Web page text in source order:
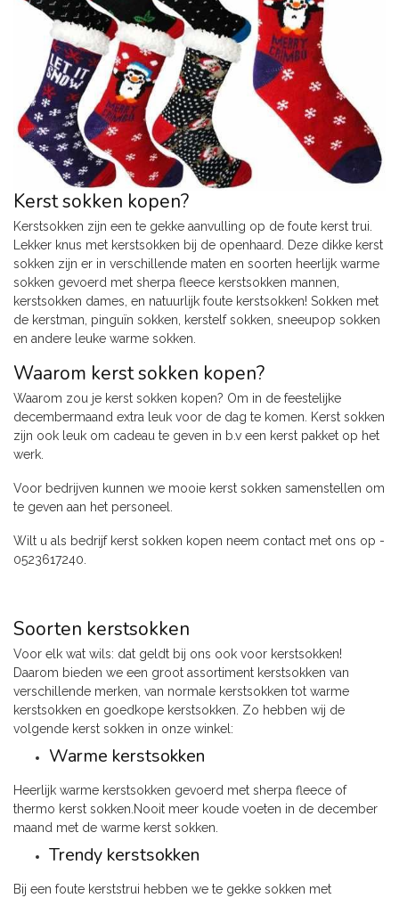
Kerst sokken kopen?
Kerstsokken zijn een te gekke aanvulling op de foute kerst trui.
Lekker knus met kerstsokken bij de openhaard. Deze dikke kerst
sokken zijn er in verschillende maten en soorten heerlijk warme
sokken gevoerd met sherpa fleece kerstsokken mannen,
kerstsokken dames, en natuurlijk foute kerstsokken! Sokken met
de kerstman, pinguïn sokken, kerstelf sokken, sneeupop sokken
en andere leuke warme sokken.
Waarom kerst sokken kopen?
Waarom zou je kerst sokken kopen? Om in de feestelijke
decembermaand extra leuk voor de dag te komen. Kerst sokken
zijn ook leuk om cadeau te geven in b.v een kerst pakket op het
werk.
Voor bedrijven kunnen we mooie kerst sokken samenstellen om
te geven aan het personeel.
Wilt u als bedrijf kerst sokken kopen neem contact met ons op -
0523617240.
Soorten kerstsokken
Voor elk wat wils: dat geldt bij ons ook voor kerstsokken!
Daarom bieden we een groot assortiment kerstsokken van
verschillende merken, van normale kerstsokken tot warme
kerstsokken en goedkope kerstsokken. Zo hebben wij de
volgende kerst sokken in onze winkel:
Warme kerstsokken
Heerlijk warme kerstsokken gevoerd met sherpa fleece of
thermo kerst sokken.Nooit meer koude voeten in de december
maand met de warme kerst sokken.
Trendy kerstsokken
Bij een foute kerststrui hebben we te gekke sokken met